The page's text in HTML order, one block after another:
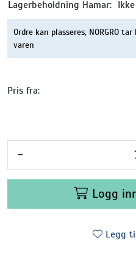
Lagerbeholdning Hamar:
Ordre kan plasseres, NORGRO
varen
Pris fra:
-
Logg
Legg
Driftsmidler